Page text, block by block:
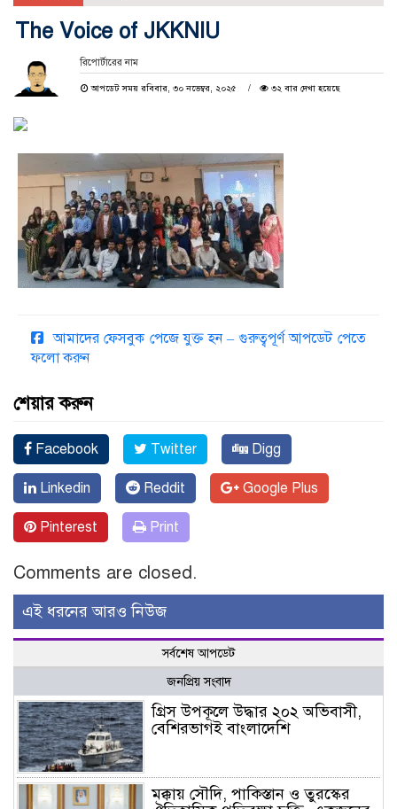
The Voice of JKKNIU
রিপোর্টারের নাম
আপডেট সময় রবিবার, ৩০ নভেম্বর, ২০২৫ ৩২ বার দেখা হয়েছে
আমাদের ফেসবুক পেজে যুক্ত হন – গুরুত্বপূর্ণ আপডেট পেতে
ফলো করুন
শেয়ার করুন
Facebook Twitter Digg
Linkedin Reddit Google Plus
Pinterest Print
Comments are closed.
এই ধরনের আরও নিউজ
সর্বশেষ আপডেট
জনপ্রিয় সংবাদ
গ্রিস উপকূলে উদ্ধার ২০২ অভিবাসী,
বেশিরভাগই বাংলাদেশি
মক্কায় সৌদি, পাকিস্তান ও তুরস্কের